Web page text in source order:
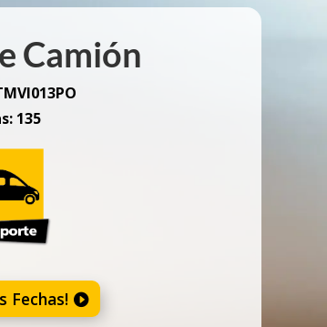
Camión
135
Fechas!